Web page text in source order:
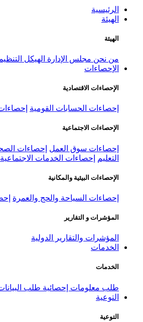
الرئيسية
الهيئة
الهيئة
من نحن مجلس الإدارة الهيكل
الإحصاءات
الإحصاءات الاقتصادية
إحصاءات الحسابات القومية
الإحصاءات الاجتماعية
إحصاءات سوق العمل إحصاءات
التعليم
إحصاءات الخدمات الاجتماعية
الإحصاءات البيئية والمكانية
إحصاءات السياحة والحج والعمرة
المؤشرات و التقارير
المؤشرات والتقارير الدولية
الخدمات
الخدمات
طلب معلومات إحصائية طلب
التوعية
التوعية